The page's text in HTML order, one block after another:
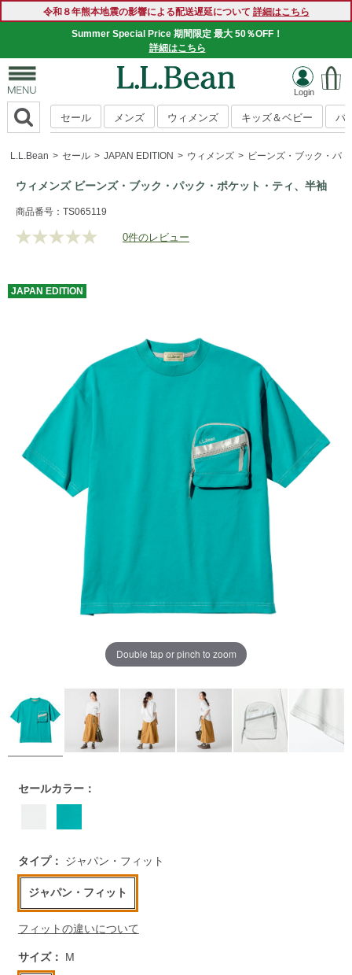
令和８年熊本地震の影響による配送遅延について 詳細はこちら
Summer Special Price 期間限定 最大 50％OFF！
詳細はこちら
セール メンズ ウィメンズ キッズ＆ベビー バ
L.L.Bean セール JAPAN EDITION ウィメンズ ビーンズ・ブック・パ
ウィメンズ ビーンズ・ブック・パック・ポケット・ティ、半袖
https://www.llbean.co.jp/womens/tops/tshirts-
short/g/BQK065119.html
商品番号：TS065119
評
ー
0件のレビュー
Double tap or pinch to zoom
JAPAN EDITION
https://www.llbean.co.jp/womens/tops/tshirts-
short/g/BQK065119.html
セールカラー：
タイプ： ジャパン・フィット
ジャパン・フィット
フィットの違いについて
サイズ： M